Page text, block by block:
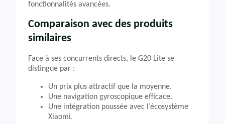
fonctionnalités avancées.
Comparaison avec des produits
similaires
Face à ses concurrents directs, le G20 Lite se
distingue par :
Un prix plus attractif que la moyenne.
Une navigation gyroscopique efficace.
Une intégration poussée avec l’écosystème
Xiaomi.